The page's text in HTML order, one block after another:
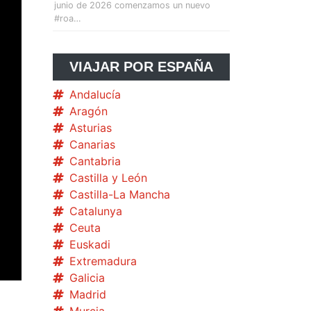
junio de 2026 comenzamos un nuevo
#roa…
VIAJAR POR ESPAÑA
Andalucía
Aragón
Asturias
Canarias
Cantabria
Castilla y León
Castilla-La Mancha
Catalunya
Ceuta
Euskadi
Extremadura
Galicia
Madrid